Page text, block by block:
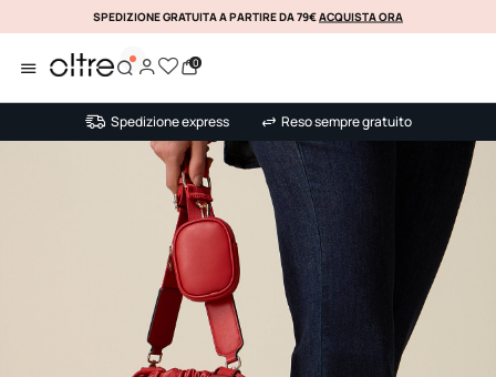
KLARNA
SPEDIZIONE GRATUITA A PARTIRE DA 79€ACQUISTA ORA
0
Spedizione express Reso sempre gratuito